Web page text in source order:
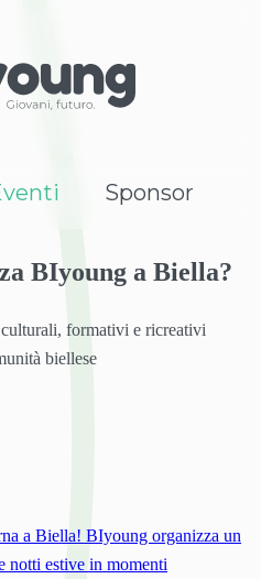
Sponsor
BIyoung a Biella?
formativi e ricreativi
biellese
a Biella! BIyoung organizza un
notti estive in momenti